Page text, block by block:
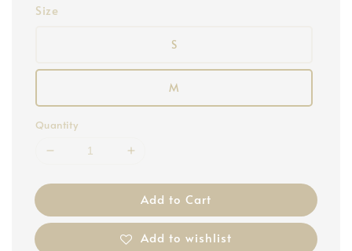
Size
S
M
Quantity
Add to Cart
Add to wishlist